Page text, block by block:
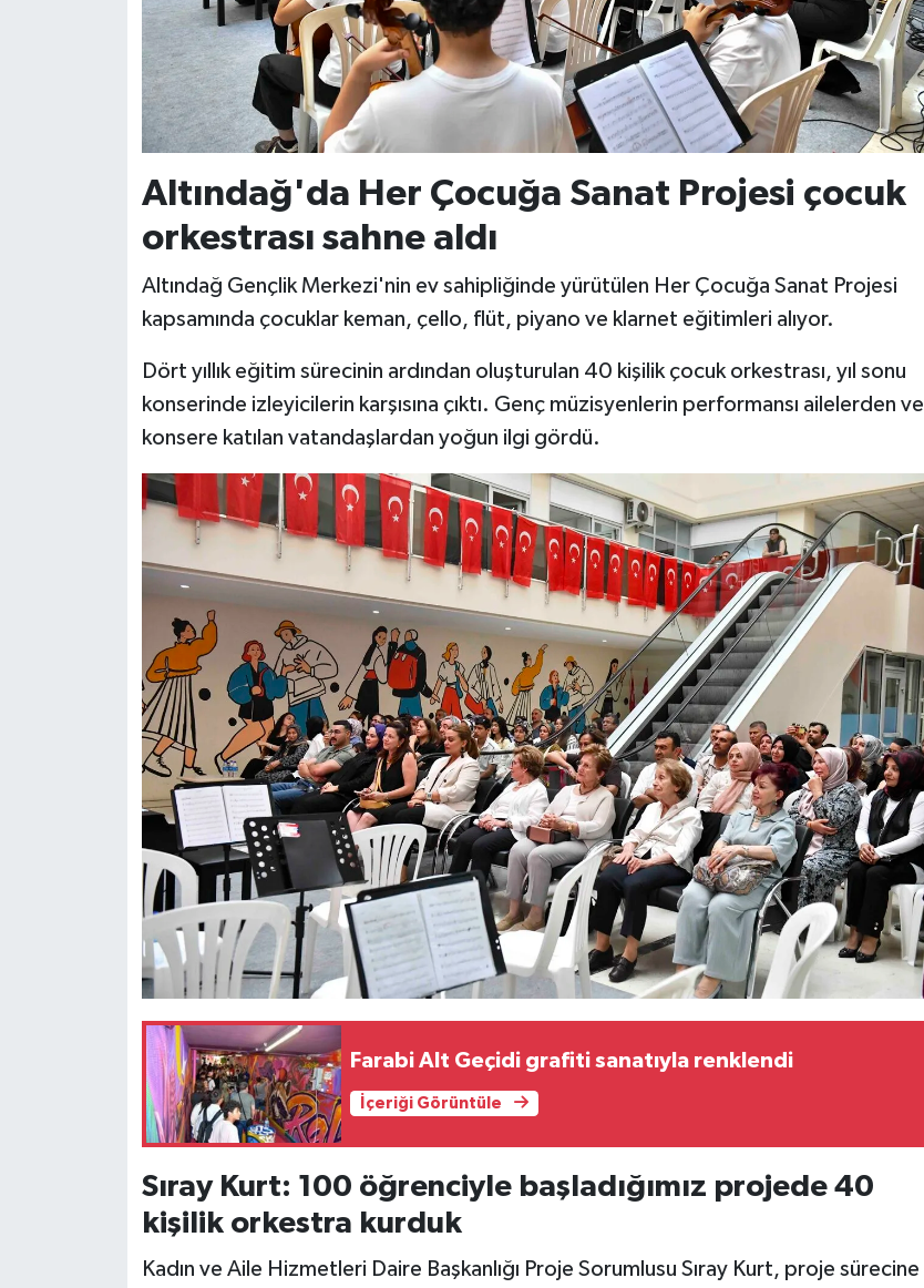
Altındağ'da Her Çocuğa Sanat Projesi çocuk
orkestrası sahne aldı
Altındağ Gençlik Merkezi'nin ev sahipliğinde yürütülen Her Çocuğa Sanat Projesi
kapsamında çocuklar keman, çello, flüt, piyano ve klarnet eğitimleri alıyor.
Dört yıllık eğitim sürecinin ardından oluşturulan 40 kişilik çocuk orkestrası, yıl sonu
konserinde izleyicilerin karşısına çıktı. Genç müzisyenlerin performansı ailelerden ve
konsere katılan vatandaşlardan yoğun ilgi gördü.
Farabi Alt Geçidi grafiti sanatıyla renklendi
İçeriği Görüntüle
Sıray Kurt: 100 öğrenciyle başladığımız projede 40
kişilik orkestra kurduk
Kadın ve Aile Hizmetleri Daire Başkanlığı Proje Sorumlusu Sıray Kurt, proje sürecine